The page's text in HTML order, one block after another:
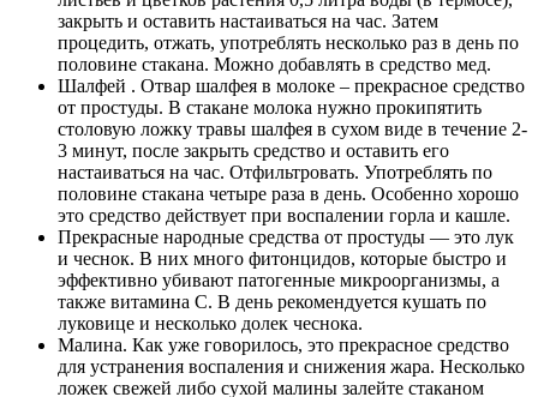
закрыть и оставить настаиваться на час. Затем
процедить, отжать, употреблять несколько раз в день по
половине стакана. Можно добавлять в средство мед.
Шалфей . Отвар шалфея в молоке – прекрасное средство
от простуды. В стакане молока нужно прокипятить
столовую ложку травы шалфея в сухом виде в течение 2-
3 минут, после закрыть средство и оставить его
настаиваться на час. Отфильтровать. Употреблять по
половине стакана четыре раза в день. Особенно хорошо
это средство действует при воспалении горла и кашле.
Прекрасные народные средства от простуды — это лук
и чеснок. В них много фитонцидов, которые быстро и
эффективно убивают патогенные микроорганизмы, а
также витамина С. В день рекомендуется кушать по
луковице и несколько долек чеснока.
Малина. Как уже говорилось, это прекрасное средство
для устранения воспаления и снижения жара. Несколько
ложек свежей либо сухой малины залейте стаканом